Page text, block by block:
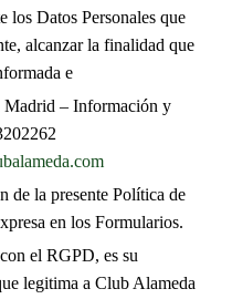
los Datos Personales que
alcanzar la finalidad que
e
Madrid – Información y
de la presente Política de
en los Formularios.
el RGPD, es su
legitima a Club Alameda